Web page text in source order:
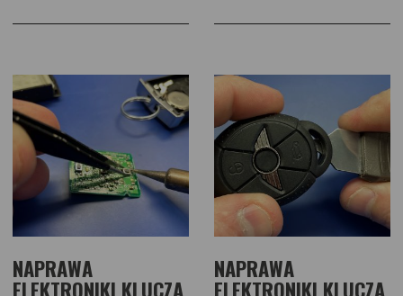
NAPRAWA
ELEKTRONIKI KLUCZA
NAPRAWA
ELEKTRONIKI KLUCZA